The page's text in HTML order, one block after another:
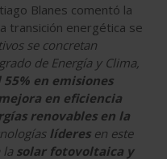
Blanes comentó la
transición energética se
se concretan
de Energía y Clima,
en emisiones
en eficiencia
renovables en la
líderesen este
la solar fotovoltaica y